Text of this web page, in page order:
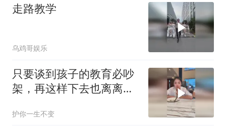
走路教学
乌鸡哥娱乐
只要谈到孩子的教育必吵
架，再这样下去也离离婚
护你一生不变